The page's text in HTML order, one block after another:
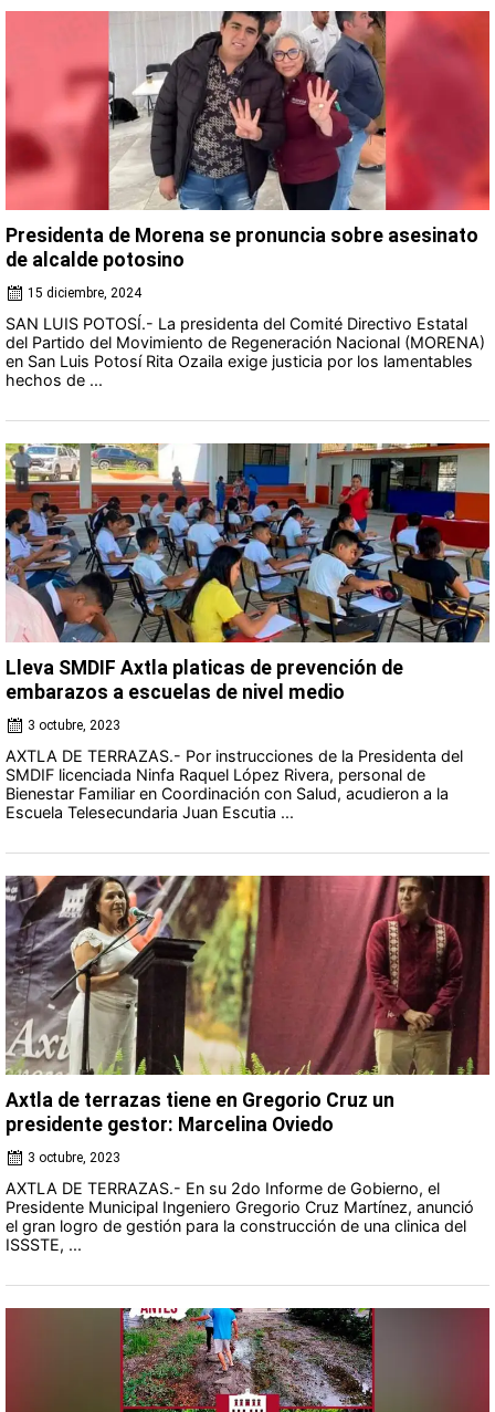
Presidenta de Morena se pronuncia sobre asesinato
de alcalde potosino
15 diciembre, 2024
SAN LUIS POTOSÍ.- La presidenta del Comité Directivo Estatal
del Partido del Movimiento de Regeneración Nacional (MORENA)
en San Luis Potosí Rita Ozaila exige justicia por los lamentables
hechos de ...
Lleva SMDIF Axtla platicas de prevención de
embarazos a escuelas de nivel medio
3 octubre, 2023
AXTLA DE TERRAZAS.- Por instrucciones de la Presidenta del
SMDIF licenciada Ninfa Raquel López Rivera, personal de
Bienestar Familiar en Coordinación con Salud, acudieron a la
Escuela Telesecundaria Juan Escutia ...
Axtla de terrazas tiene en Gregorio Cruz un
presidente gestor: Marcelina Oviedo
3 octubre, 2023
AXTLA DE TERRAZAS.- En su 2do Informe de Gobierno, el
Presidente Municipal Ingeniero Gregorio Cruz Martínez, anunció
el gran logro de gestión para la construcción de una clinica del
ISSSTE, ...